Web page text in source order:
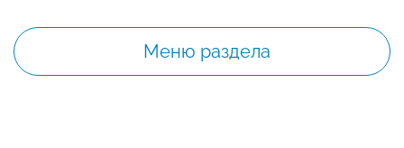
Меню раздела